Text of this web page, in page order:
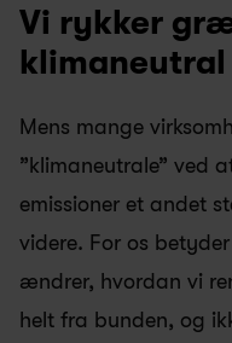
Vi rykker
Mens mange
”klimaneutrale” ved
emissioner et andet
videre. For os
ændrer, hvordan vi
helt fra bunden, og